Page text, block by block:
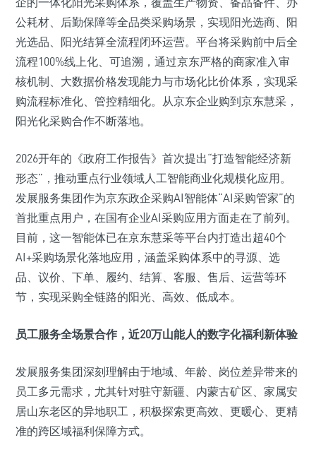
公耗材、后勤保障等全品类采购场景，实现阳光选商、阳
光选品、阳光结算全流程闭环运营。平台将采购前中后全
流程100%线上化、可追溯，通过京东严格的商家准入审
核机制、大数据价格发现能力与市场化比价体系，实现采
购流程标准化、管控精细化。从京东企业购到京东慧采，
阳光化采购合作不断落地。
2026开年的《政府工作报告》首次提出“打造智能经济新
形态”，推动重点行业领域人工智能商业化规模化应用。
发展服务集团作为京东政企采购AI智能体“AI采购管家”的
首批重点用户，在国有企业AI采购应用方面走在了前列。
目前，这一智能体已在京东慧采等平台内打造出超40个
AI+采购场景化落地应用，涵盖采购体系中的寻源、选
品、议价、下单、履约、结算、客服、售后、运营等环
节，实现采购全链路的阳光、高效、低成本。
员工服务全场景合作，近20万山能人的数字化福利新体验
发展服务集团深刻理解由于地域、年龄、岗位差异带来的
员工多元需求，尤其针对驻守新疆、内蒙古矿区、家属安
居山东老区的异地职工，积极探索更高效、更暖心、更精
准的跨区域福利保障方式。